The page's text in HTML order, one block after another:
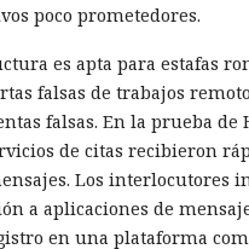
poco prometedores.
es apta para estafas
falsas de trabajos
falsas. En la prueba de
de citas recibieron
Los interlocutores
a aplicaciones de
en una plataforma